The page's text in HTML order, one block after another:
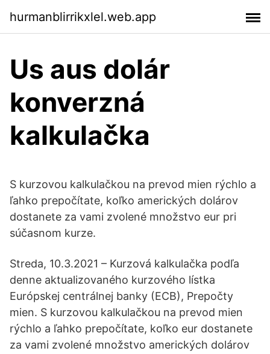
hurmanblirrikxlel.web.app
Us aus dolár
konverzná
kalkulačka
S kurzovou kalkulačkou na prevod mien rýchlo a
ľahko prepočítate, koľko amerických dolárov
dostanete za vami zvolené množstvo eur pri
súčasnom kurze.
Streda, 10.3.2021 – Kurzová kalkulačka podľa
denne aktualizovaného kurzového lístka
Európskej centrálnej banky (ECB), Prepočty
mien. S kurzovou kalkulačkou na prevod mien
rýchlo a ľahko prepočítate, koľko eur dostanete
za vami zvolené množstvo amerických dolárov